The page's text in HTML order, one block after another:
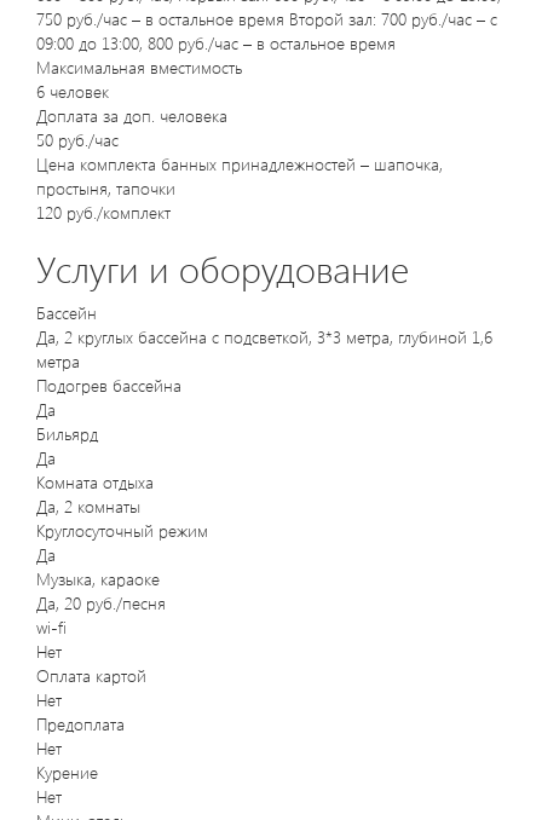
750 руб./час – в остальное время Второй зал: 700 руб./час – с
09:00 до 13:00, 800 руб./час – в остальное время
Максимальная вместимость
6 человек
Доплата за доп. человека
50 руб./час
Цена комплекта банных принадлежностей – шапочка,
простыня, тапочки
120 руб./комплект
Услуги и оборудование
Бассейн
Да, 2 круглых бассейна с подсветкой, 3*3 метра, глубиной 1,6
метра
Подогрев бассейна
Да
Бильярд
Да
Комната отдыха
Да, 2 комнаты
Круглосуточный режим
Да
Музыка, караоке
Да, 20 руб./песня
wi-fi
Нет
Оплата картой
Нет
Предоплата
Нет
Курение
Нет